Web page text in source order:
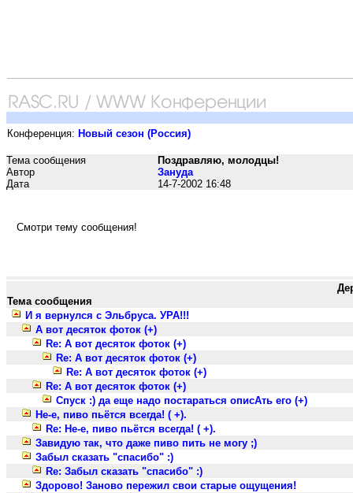
Конференция: Новый сезон (Россия)
Тема сообщения
Поздравляю, молодцы!
Автор
Зануда
Дата
14-7-2002 16:48
Смотри тему сообщения!
Тема сообщения
И я вернулся с Эльбруса. УРА!!!
А вот десяток фоток (+)
Re: А вот десяток фоток (+)
Re: А вот десяток фоток (+)
Re: А вот десяток фоток (+)
Re: А вот десяток фоток (+)
Спуск :) да еще надо постараться описАть его (+)
Не-е, пиво пьётся всегда! ( +).
Re: Не-е, пиво пьётся всегда! ( +).
Завидую так, что даже пиво пить не могу ;)
Забыл сказать "спасибо" :)
Re: Забыл сказать "спасибо" :)
Здорово! Заново пережил свои старые ощущения!